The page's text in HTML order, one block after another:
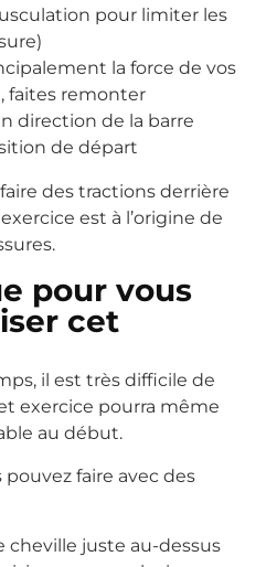
pour limiter les
la force de vos
faites remonter
direction de la barre
de départ
des tractions derrière
est à l’origine de
pour vous
cet
il est très difficile de
exercice pourra même
au début.
faire avec des
cheville juste au-dessus